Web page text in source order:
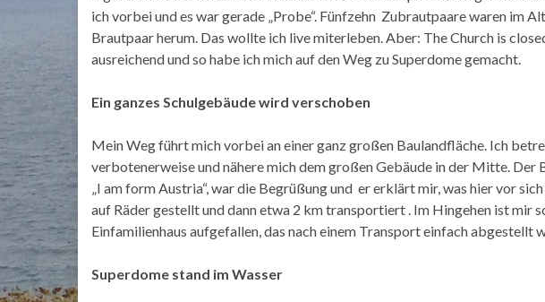
ich vorbei und es war gerade „Probe“. Fünfzehn Zubrautpaare waren im
Brautpaar herum. Das wollte ich live miterleben. Aber: The Church is
ausreichend und so habe ich mich auf den Weg zu Superdome gemacht.
Ein ganzes Schulgebäude wird verschoben
Mein Weg führt mich vorbei an einer ganz großen Baulandfläche. Ich
verbotenerweise und nähere mich dem großen Gebäude in der Mitte. Der
„I am form Austria“, war die Begrüßung und er erklärt mir, was hier vor
auf Räder gestellt und dann etwa 2 km transportiert . Im Hingehen ist mir
Einfamilienhaus aufgefallen, das nach einem Transport einfach abgestellt
Superdome stand im Wasser